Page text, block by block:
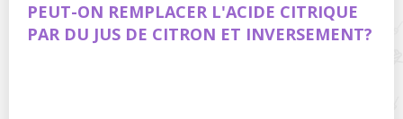
PEUT-ON REMPLACER L'ACIDE CITRIQUE
PAR DU JUS DE CITRON ET INVERSEMENT?